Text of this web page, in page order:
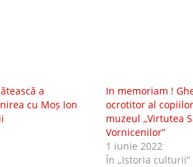
a
cu Moș Ion
In memoriam !
ocrotitor al
muzeul ,,Virtutea
Vornicenilor”
1 iunie 2022
În „Istoria culturii”